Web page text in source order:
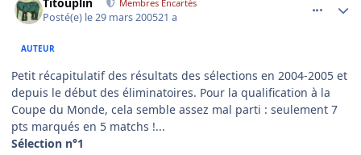
Membres Encartés
Posté(e) le 29 mars 200521 a
AUTEUR
Petit récapitulatif des résultats des sélections en 2004-2005 et
depuis le début des éliminatoires. Pour la qualification à la
Coupe du Monde, cela semble assez mal parti : seulement 7
pts marqués en 5 matchs !...
Sélection n°1